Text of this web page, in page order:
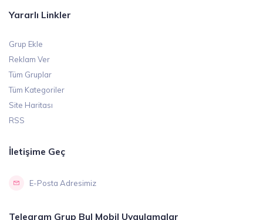
Yararlı Linkler
Grup Ekle
Reklam Ver
Tüm Gruplar
Tüm Kategoriler
Site Haritası
RSS
İletişime Geç
E-Posta Adresimiz
Telegram Grup Bul Mobil Uygulamalar